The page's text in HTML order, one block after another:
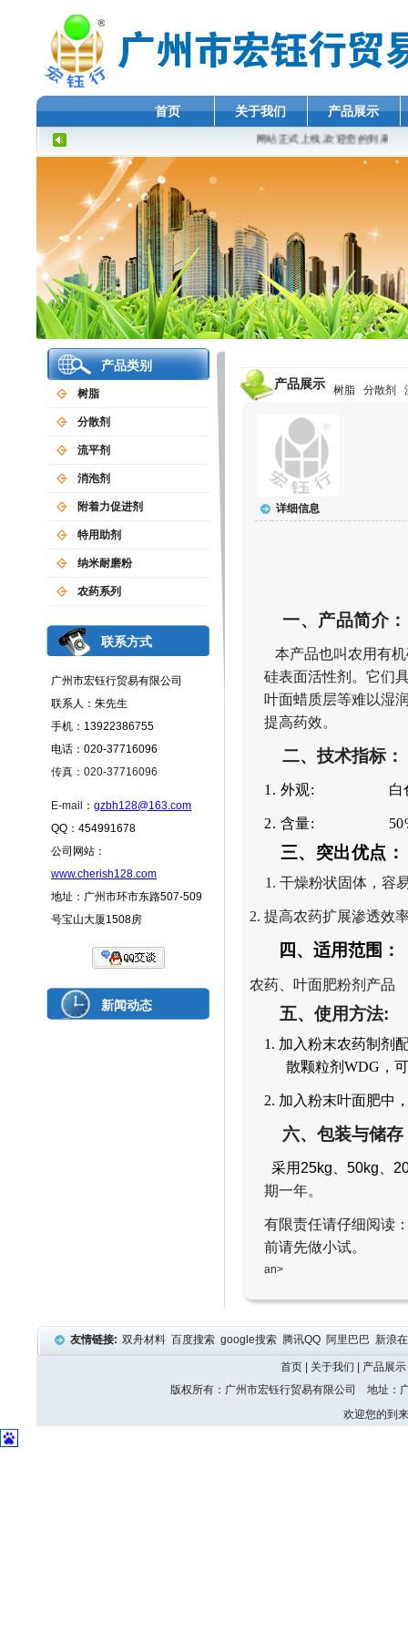
首页 关于我们 产品展示
网站正式上线,欢迎您的到来.
产品类别
树脂
分散剂
流平剂
消泡剂
附着力促进剂
特用助剂
纳米耐磨粉
农药系列
联系方式
广州市宏钰行贸易有限公司
联系人：朱先生
手机：13922386755
电话：020-37716096
传真：020-37716096
E-mail ： gzbh128@163.com
QQ：454991678
公司网站：
www.cherish128.com
地址：广州市环市东路507-509
号宝山大厦1508房
新闻动态
产品展示 树脂 分散剂
详细信息
一、产品简介：
本产品也叫农用有
硅表面活性剂。 它们
叶面蜡质层等难以湿
提高药效。
二、技术指标：
1. 外观: 白
2. 含量: 50
三、突出优点：
1. 干燥粉状固体，容
2. 提高农药扩展渗透效
四、 适用范围 ：
农药、叶面肥粉剂产品
五、使用方法:
1. 加入粉末农药制剂
散颗粒剂 WDG ，
2. 加入粉末叶面肥中
六、包装与储存
采用 25kg 50kg
期一年。
有限责任请仔细阅读
前请先做小试。
an>
友情链接: 双舟材料 百度搜索 google搜索 腾讯QQ 阿里巴巴 新浪
首页 关于我们 产品展示
版权所有：广州市宏钰行贸易有限公司 地址
欢迎您的到